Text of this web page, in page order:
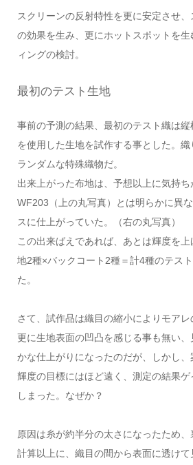
スクリーンの反射特性を更に安定させ
の効果を生み、更にホットスポットを
ィングの検討。
最初のテスト生地
事前の予測の結果、最初のテスト織は
を使用した生地を試作する事とした。
ランダムな特殊織物だ。
出来上がった布地は、予想以上に気持ち
WF203（上の丸写真）とは明らかに異
スに仕上がっていた。（右の丸写真）
この出来ばえであれば、あとは輝度を
地2種×バックコート2種＝計4種のテス
た。
さて、試作品は織目の縮小によりモアレ
更に生地表面の凹凸を感じる事も無い
かな仕上がりになったのだが、しかし
輝度の目標にはほど遠く、測定の結果
しまった。なぜか？
原因は糸が約半分の太さになったため
計算以上に、織目の間から表面に透けて